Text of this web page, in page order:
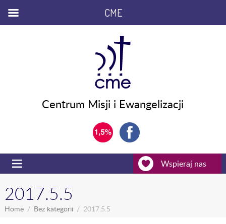
Centrum Misji i Ewangelizacji
Wspieraj nas
2017.5.5
Home Bez kategorii 2017.5.5
CME